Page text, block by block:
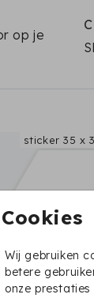
Cookies
Wij gebruiken
betere
onze
op je
sticker 35 x